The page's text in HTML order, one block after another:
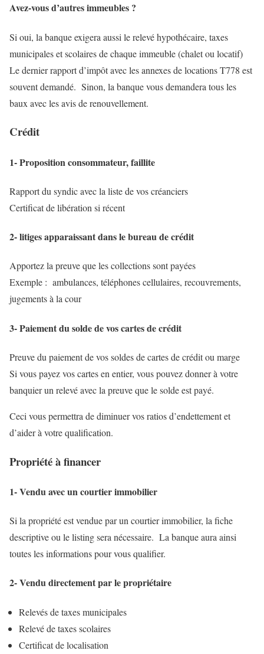
Avez-vous d’autres immeubles ?
Si oui, la banque exigera aussi le relevé hypothécaire, taxes
municipales et scolaires de chaque immeuble (chalet ou locatif)
Le dernier rapport d’impôt avec les annexes de locations T778 est
souvent demandé. Sinon, la banque vous demandera tous les
baux avec les avis de renouvellement.
Crédit
1- Proposition consommateur, faillite
Rapport du syndic avec la liste de vos créanciers
Certificat de libération si récent
2- litiges apparaissant dans le bureau de crédit
Apportez la preuve que les collections sont payées
Exemple : ambulances, téléphones cellulaires, recouvrements,
jugements à la cour
3- Paiement du solde de vos cartes de crédit
Preuve du paiement de vos soldes de cartes de crédit ou marge
Si vous payez vos cartes en entier, vous pouvez donner à votre
banquier un relevé avec la preuve que le solde est payé.
Ceci vous permettra de diminuer vos ratios d’endettement et
d’aider à votre qualification.
Propriété à financer
1- Vendu avec un courtier immobilier
Si la propriété est vendue par un courtier immobilier, la fiche
descriptive ou le listing sera nécessaire. La banque aura ainsi
toutes les informations pour vous qualifier.
2- Vendu directement par le propriétaire
Relevés de taxes municipales
Relevé de taxes scolaires
Certificat de localisation